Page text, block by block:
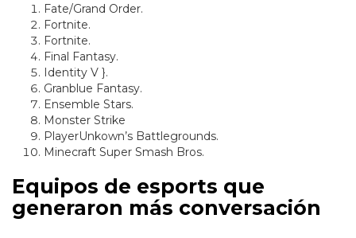
Fate/Grand Order.
Fortnite.
Fortnite.
Final Fantasy.
Identity V }.
Granblue Fantasy.
Ensemble Stars.
Monster Strike
PlayerUnkown’s Battlegrounds.
Minecraft Super Smash Bros.
Equipos de esports que
generaron más conversación